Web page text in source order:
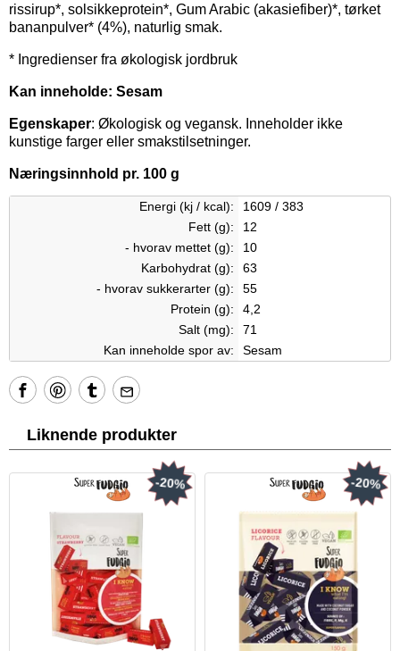
rissirup*, solsikkeprotein*, Gum Arabic (akasiefiber)*, tørket
bananpulver* (4%), naturlig smak.
* Ingredienser fra økologisk jordbruk
Kan inneholde: Sesam
Egenskaper: Økologisk og vegansk. Inneholder ikke
kunstige farger eller smakstilsetninger.
Næringsinnhold pr. 100 g
Energi (kj / kcal):
1609 / 383
Fett (g):
12
- hvorav mettet (g):
10
Karbohydrat (g):
63
- hvorav sukkerarter (g):
55
Protein (g):
4,2
Salt (mg):
71
Kan inneholde spor av:
Sesam
Liknende produkter
-20% -20%